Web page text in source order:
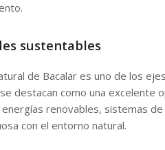
sustentables
de Bacalar es uno de los
destacan como una excelente
renovables, sistemas
con el entorno natural.